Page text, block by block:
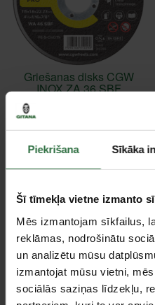
Piekrišana Sīkāka
Šī tīmekļa vietne izmanto
Mēs izmantojam sīkfailus,
reklāmas, nodrošinātu
un analizētu mūsu
izmantojat mūsu vietni,
sociālās saziņas līdzekļu,
Griešanas disks CGW
INOX ZA 36 SBF